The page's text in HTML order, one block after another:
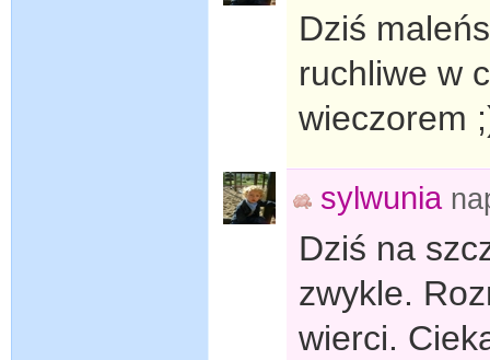
Dziś
ruchliwe w
wieczorem
sylwunia
Dziś na
zwykle.
wierci.